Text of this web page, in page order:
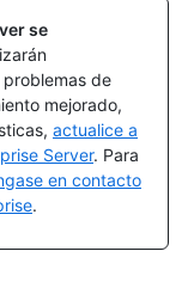
se
de
mejorado,
actualice a
Server. Para
en contacto
.